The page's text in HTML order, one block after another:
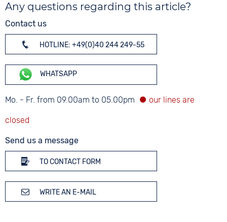
Any questions regarding this article?
Contact us
HOTLINE: +49(0)40 244 249-55
WHATSAPP
Mo. - Fr. from 09.00am to 05.00pm
Send us a message
TO CONTACT FORM
WRITE AN E-MAIL